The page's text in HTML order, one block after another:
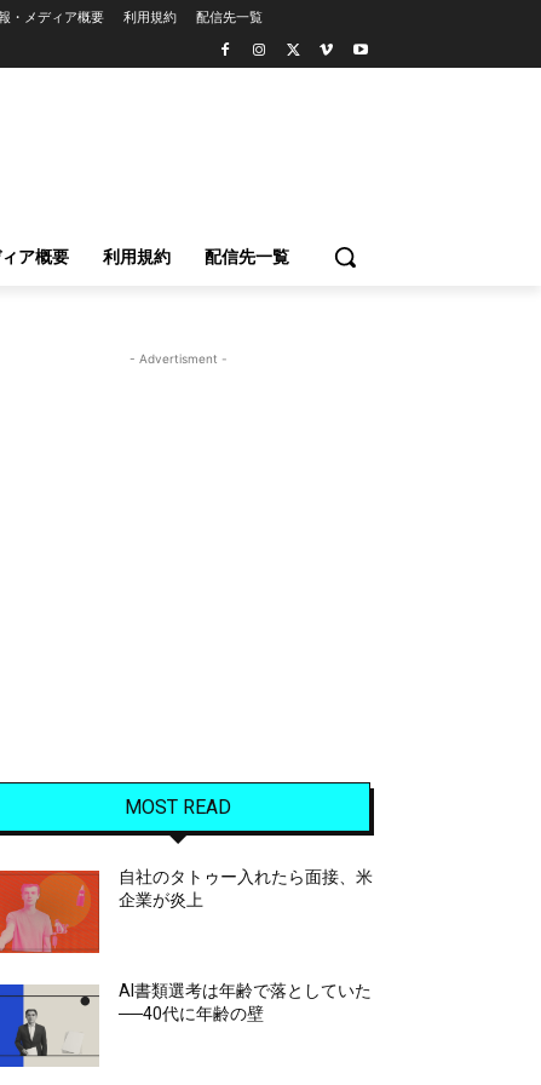
・メディア概要 利用規約 配信先一覧
ア概要 利用規約 配信先一覧
- Advertisment -
MOST READ
自社のタトゥー入れたら面接、米
企業が炎上
AI書類選考は年齢で落としていた
──40代に年齢の壁